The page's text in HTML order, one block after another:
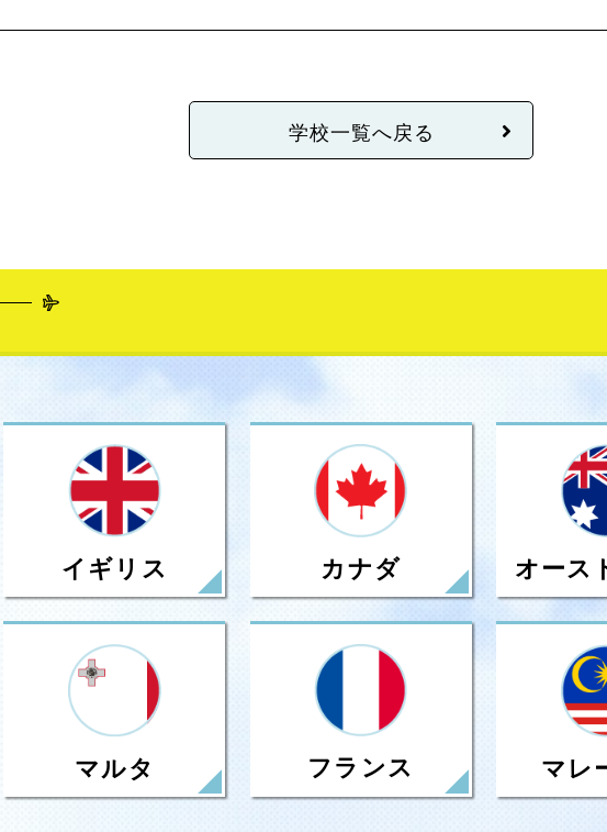
学校一覧へ戻る
イギリス カナダ オース
マルタ フランス マレ